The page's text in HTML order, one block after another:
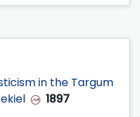
in the Targum
1897